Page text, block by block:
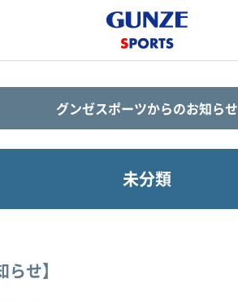
グンゼスポーツからのお知らせ
未分類
せ】